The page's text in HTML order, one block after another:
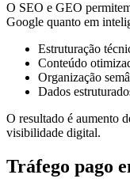
O SEO e GEO
Google quanto em
Estruturação
Conteúdo
Organização
Dados
O resultado é aumento
visibilidade digital.
Tráfego pago